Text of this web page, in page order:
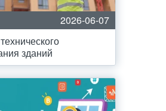
2026-06-07
зданий